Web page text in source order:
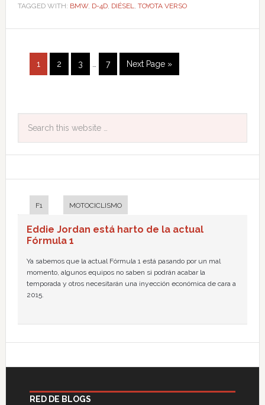
TAGGED WITH: BMW, D-4D, DIÉSEL, TOYOTA VERSO
1 2 3 … 7 Next Page »
F1 MOTOCICLISMO
Eddie Jordan está harto de la actual
Fórmula 1
Ya sabemos que la actual Fórmula 1 está pasando por un mal
momento, algunos equipos no saben si podrán acabar la
temporada y otros necesitarán una inyección económica de cara a
2015.
RED DE BLOGS